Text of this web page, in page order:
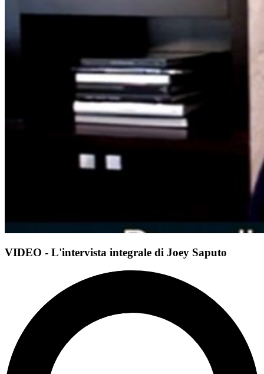
VIDEO - L'intervista integrale di Joey Saputo